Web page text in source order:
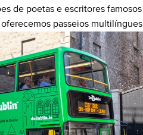
de poetas e escritores
oferecemos passeios